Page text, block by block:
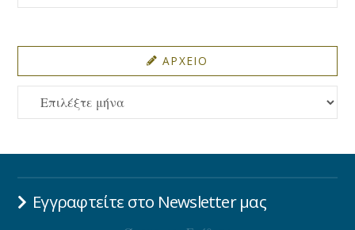
ΑΡΧΕΙΟ
ΑΡΧΕΙΟ
Εγγραφτείτε στο Newsletter μας